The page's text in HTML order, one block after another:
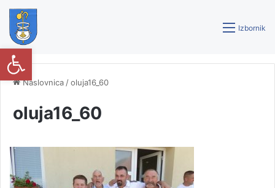
Izbornik
Naslovnica /oluja16_60
oluja16_60
Open toolbar